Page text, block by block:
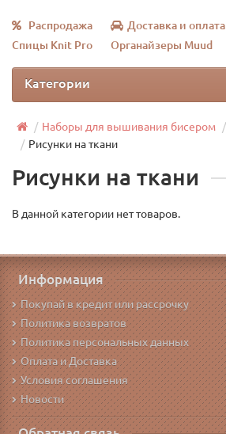
Распродажа Доставка и оплата
Спицы Knit Pro
Органайзеры Muud
Категории
Наборы для вышивания бисером
Рисунки на ткани
Рисунки на ткани
В данной категории нет товаров.
Информация
Покупай в кредит или рассрочку
Политика возвратов
Политика персональных данных
Оплата и Доставка
Условия соглашения
Новости